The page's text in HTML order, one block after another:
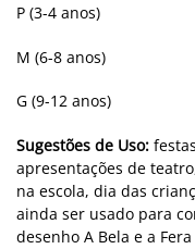
P (3-4 anos)
M (6-8 anos)
G (9-12 anos)
Sugestões de Uso:
apresentações de
na escola, dia das
ainda ser usado para
desenho A Bela e a